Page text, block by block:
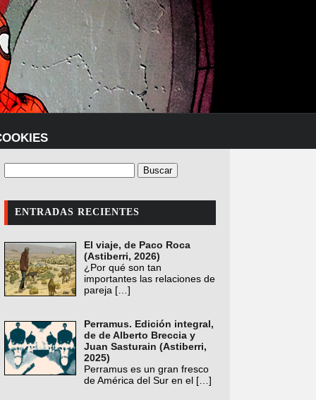
ENTRADAS RECIENTES
El viaje, de Paco Roca
(Astiberri, 2026)
¿Por qué son tan
importantes las relaciones de
pareja […]
Perramus. Edición integral,
de de Alberto Breccia y
Juan Sasturain (Astiberri,
2025)
Perramus es un gran fresco
de América del Sur en el […]